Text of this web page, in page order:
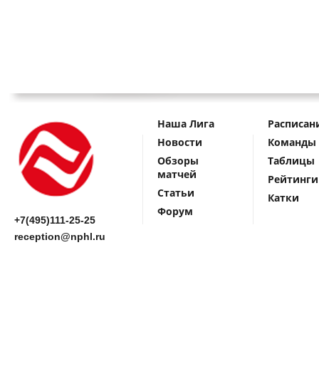
+7(495)111-25-25
reception@nphl.ru
Наша Лига
Новости
Обзоры
матчей
Статьи
Форум
Команды
Таблицы
Рейтинги
Катки